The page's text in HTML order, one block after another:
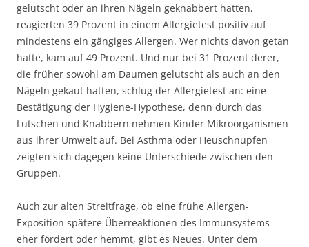
gelutscht oder an ihren Nägeln geknabbert hatten,
reagierten 39 Prozent in einem Allergietest positiv auf
mindestens ein gängiges Allergen. Wer nichts davon getan
hatte, kam auf 49 Prozent. Und nur bei 31 Prozent derer,
die früher sowohl am Daumen gelutscht als auch an den
Nägeln gekaut hatten, schlug der Allergietest an: eine
Bestätigung der Hygiene-Hypothese, denn durch das
Lutschen und Knabbern nehmen Kinder Mikroorganismen
aus ihrer Umwelt auf. Bei Asthma oder Heuschnupfen
zeigten sich dagegen keine Unterschiede zwischen den
Gruppen.
Auch zur alten Streitfrage, ob eine frühe Allergen-
Exposition spätere Überreaktionen des Immunsystems
eher fördert oder hemmt, gibt es Neues. Unter dem